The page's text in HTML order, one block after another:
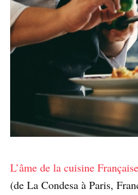
L’âme de la cuisine
(de La Condesa à Paris,